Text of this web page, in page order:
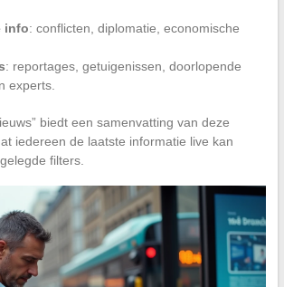
info: conflicten, diplomatie, economische
: reportages, getuigenissen, doorlopende
experts.
biedt een samenvatting van deze
iedereen de laatste informatie live kan
filters.